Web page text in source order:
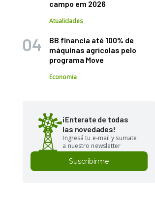
campo em 2026
Atualidades
BB financia até 100% de
máquinas agrícolas pelo
programa Move
Economia
¡Enterate de todas
las novedades!
Ingresá tu e-mail y sumate
a nuestro newsletter
Suscribirme